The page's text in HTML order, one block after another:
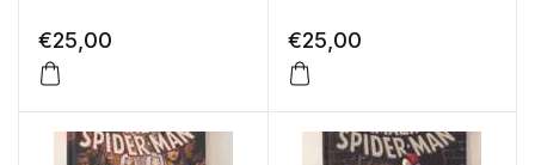
€25,00 €25,00